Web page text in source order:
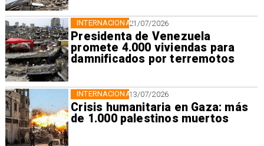
21/07/2026
Presidenta de Venezuela
promete 4.000 viviendas para
damnificados por terremotos
INTERNACIONAL
13/07/2026
Crisis humanitaria en Gaza: más
de 1.000 palestinos muertos
INTERNACIONAL